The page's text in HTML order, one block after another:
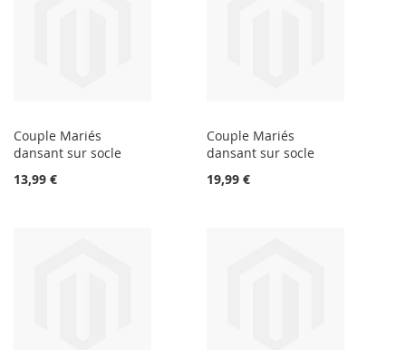
Couple Mariés
dansant sur socle
13,99 €
Couple Mariés
dansant sur socle
19,99 €